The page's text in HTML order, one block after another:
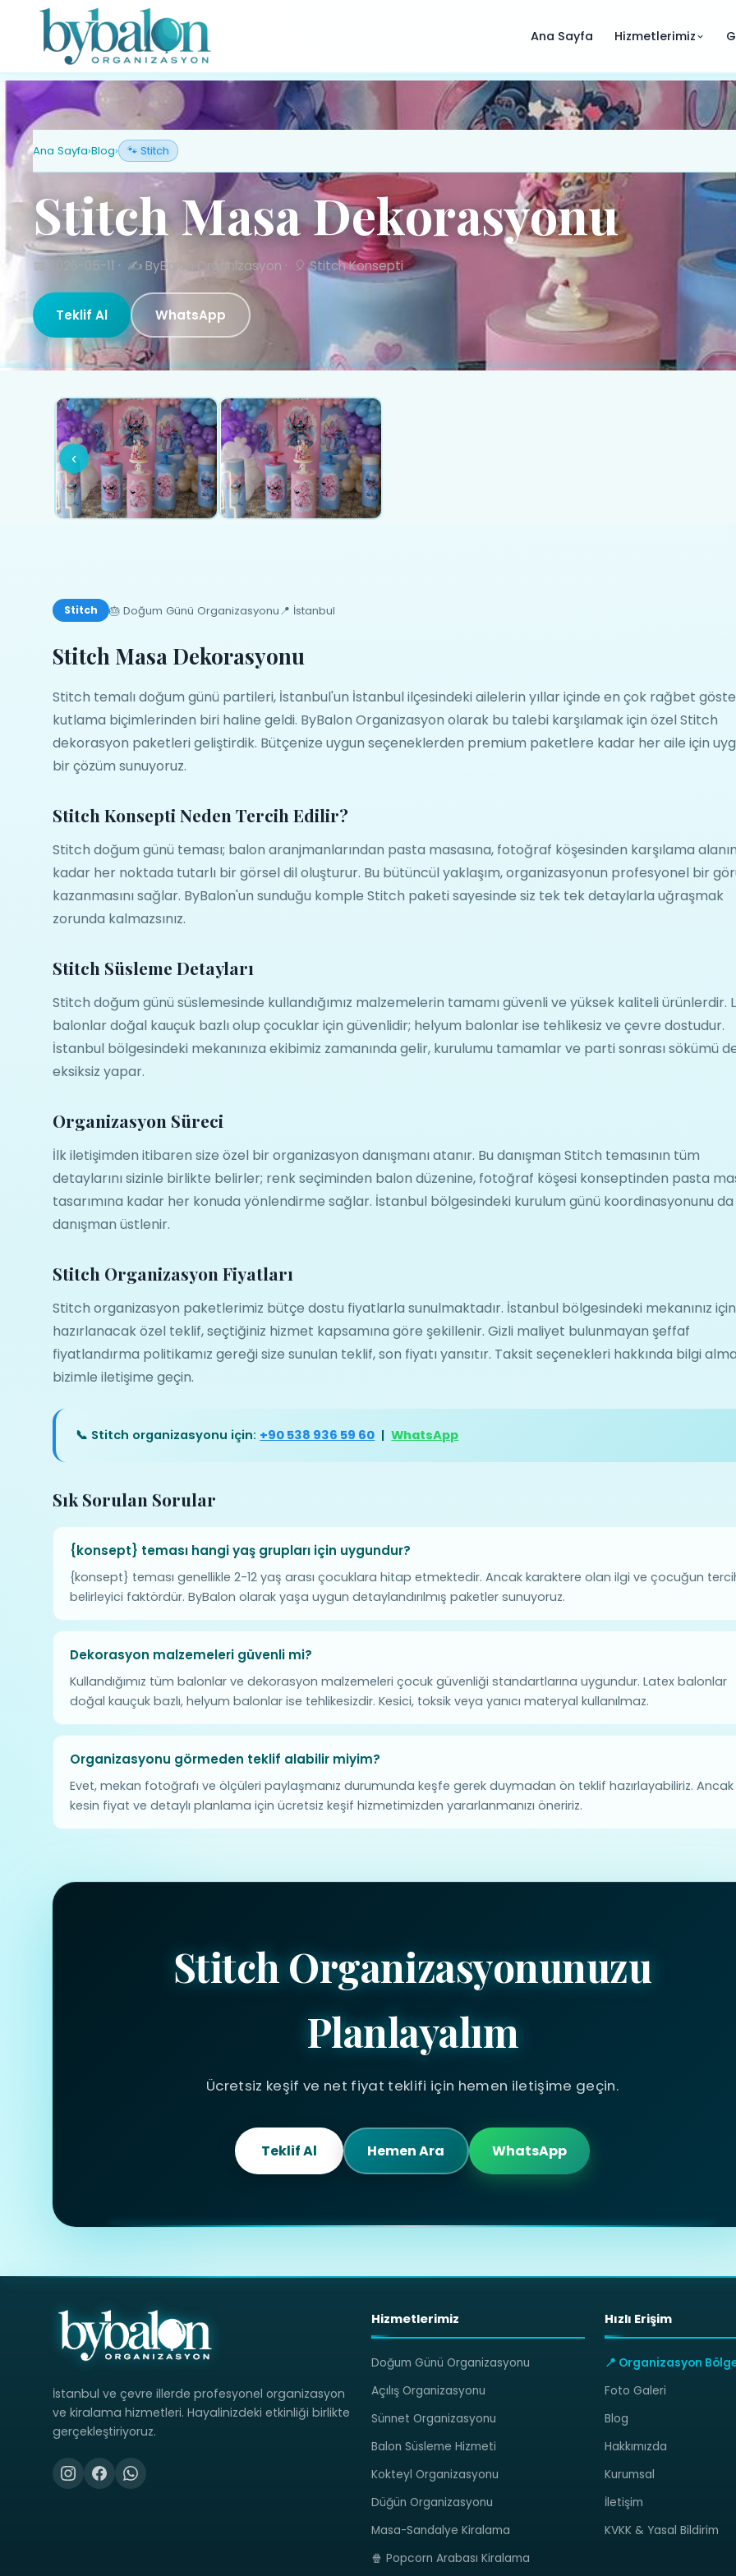
Ana Sayfa Hizmetlerimiz
Ana Sayfa›Blog› 🐾 Stitch
Stitch Masa Dekorasyonu
📅 2026-05-11 · ✍️ ByBalon Organizasyon · 🎈 Stitch Konsepti
Teklif Al WhatsApp
‹
Stitch 🎂 Doğum Günü Organizasyonu📍 İstanbul
Stitch Masa Dekorasyonu
Stitch temalı doğum günü partileri, İstanbul'un İstanbul ilçesindeki ailelerin yıllar içinde en çok rağbet
kutlama biçimlerinden biri haline geldi. ByBalon Organizasyon olarak bu talebi karşılamak için özel Stitch
dekorasyon paketleri geliştirdik. Bütçenize uygun seçeneklerden premium paketlere kadar her aile için
bir çözüm sunuyoruz.
Stitch Konsepti Neden Tercih Edilir?
Stitch doğum günü teması; balon aranjmanlarından pasta masasına, fotoğraf köşesinden karşılama
kadar her noktada tutarlı bir görsel dil oluşturur. Bu bütüncül yaklaşım, organizasyonun profesyonel bir
kazanmasını sağlar. ByBalon'un sunduğu komple Stitch paketi sayesinde siz tek tek detaylarla uğraşmak
zorunda kalmazsınız.
Stitch Süsleme Detayları
Stitch doğum günü süslemesinde kullandığımız malzemelerin tamamı güvenli ve yüksek kaliteli ürünlerdir.
balonlar doğal kauçuk bazlı olup çocuklar için güvenlidir; helyum balonlar ise tehlikesiz ve çevre dostudur.
İstanbul bölgesindeki mekanınıza ekibimiz zamanında gelir, kurulumu tamamlar ve parti sonrası sökümü
eksiksiz yapar.
Organizasyon Süreci
İlk iletişimden itibaren size özel bir organizasyon danışmanı atanır. Bu danışman Stitch temasının tüm
detaylarını sizinle birlikte belirler; renk seçiminden balon düzenine, fotoğraf köşesi konseptinden pasta
tasarımına kadar her konuda yönlendirme sağlar. İstanbul bölgesindeki kurulum günü koordinasyonunu
danışman üstlenir.
Stitch Organizasyon Fiyatları
Stitch organizasyon paketlerimiz bütçe dostu fiyatlarla sunulmaktadır. İstanbul bölgesindeki mekanınız için
hazırlanacak özel teklif, seçtiğiniz hizmet kapsamına göre şekillenir. Gizli maliyet bulunmayan şeffaf
fiyatlandırma politikamız gereği size sunulan teklif, son fiyatı yansıtır. Taksit seçenekleri hakkında bilgi
bizimle iletişime geçin.
📞 Stitch organizasyonu için: +90 538 936 59 60 |WhatsApp
Sık Sorulan Sorular
{konsept} teması hangi yaş grupları için uygundur?
{konsept} teması genellikle 2-12 yaş arası çocuklara hitap etmektedir. Ancak karaktere olan ilgi ve çocuğun
belirleyici faktördür. ByBalon olarak yaşa uygun detaylandırılmış paketler sunuyoruz.
Dekorasyon malzemeleri güvenli mi?
Kullandığımız tüm balonlar ve dekorasyon malzemeleri çocuk güvenliği standartlarına uygundur. Latex balonlar
doğal kauçuk bazlı, helyum balonlar ise tehlikesizdir. Kesici, toksik veya yanıcı materyal kullanılmaz.
Organizasyonu görmeden teklif alabilir miyim?
Evet, mekan fotoğrafı ve ölçüleri paylaşmanız durumunda keşfe gerek duymadan ön teklif hazırlayabiliriz. Ancak
kesin fiyat ve detaylı planlama için ücretsiz keşif hizmetimizden yararlanmanızı öneririz.
Stitch Organizasyonunuzu
Planlayalım
Ücretsiz keşif ve net fiyat teklifi için hemen iletişime geçin.
Teklif Al Hemen Ara WhatsApp
İstanbul ve çevre illerde profesyonel organizasyon
ve kiralama hizmetleri. Hayalinizdeki etkinliği birlikte
gerçekleştiriyoruz.
Hizmetlerimiz
Doğum Günü Organizasyonu
Açılış Organizasyonu
Sünnet Organizasyonu
Balon Süsleme Hizmeti
Kokteyl Organizasyonu
Düğün Organizasyonu
Masa-Sandalye Kiralama
🍿 Popcorn Arabası Kiralama
Hızlı Erişim
📍 Organizasyon
Foto Galeri
Blog
Hakkımızda
Kurumsal
İletişim
KVKK & Yasal Bildirim